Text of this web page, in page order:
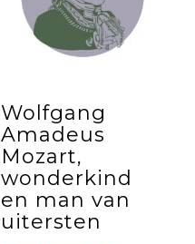
Wolfgang
Amadeus
Mozart,
wonderkind
en man van
uitersten